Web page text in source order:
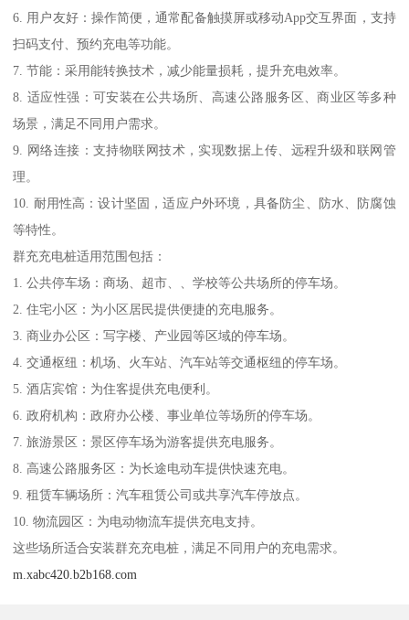
6. 用户友好：操作简便，通常配备触摸屏或移动App交互界面，支持
扫码支付、预约充电等功能。
7. 节能：采用能转换技术，减少能量损耗，提升充电效率。
8. 适应性强：可安装在公共场所、高速公路服务区、商业区等多种
场景，满足不同用户需求。
9. 网络连接：支持物联网技术，实现数据上传、远程升级和联网管
理。
10. 耐用性高：设计坚固，适应户外环境，具备防尘、防水、防腐蚀
等特性。
群充充电桩适用范围包括：
1. 公共停车场：商场、超市、、学校等公共场所的停车场。
2. 住宅小区：为小区居民提供便捷的充电服务。
3. 商业办公区：写字楼、产业园等区域的停车场。
4. 交通枢纽：机场、火车站、汽车站等交通枢纽的停车场。
5. 酒店宾馆：为住客提供充电便利。
6. 政府机构：政府办公楼、事业单位等场所的停车场。
7. 旅游景区：景区停车场为游客提供充电服务。
8. 高速公路服务区：为长途电动车提供快速充电。
9. 租赁车辆场所：汽车租赁公司或共享汽车停放点。
10. 物流园区：为电动物流车提供充电支持。
这些场所适合安装群充充电桩，满足不同用户的充电需求。
m.xabc420.b2b168.com